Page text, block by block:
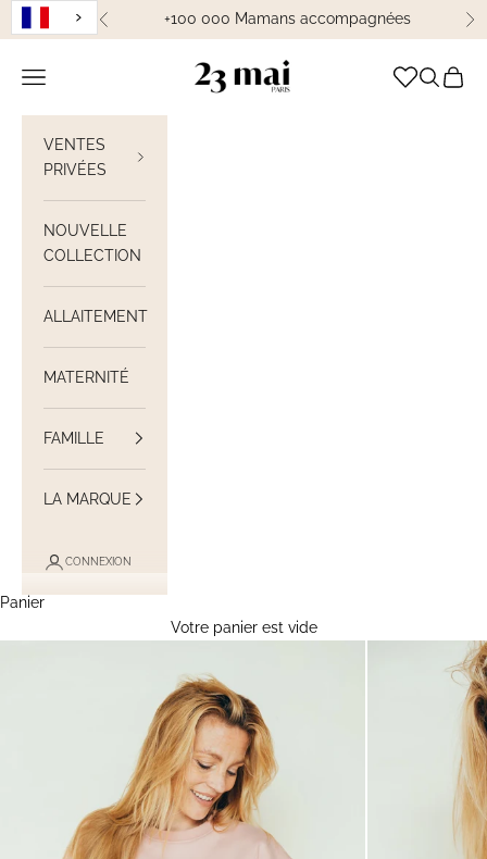
Passer au contenu
Précédent+100 000 Mamans accompagnées
23 Mai Paris
Ouvrir la navigation Ouvrir la
Voir
VENTES
PRIVÉES
NOUVELLE
COLLECTION
ALLAITEMENT
MATERNITÉ
FAMILLE
LA MARQUE
CONNEXION
Panier
Votre panier est vide